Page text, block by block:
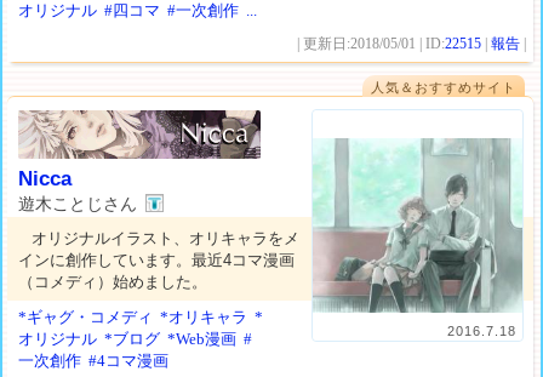
オリジナル #四コマ #一次創作 ...
| 更新日:2018/05/01 | ID:22515 |報告
人気＆おすすめサイト
2016.7.18
Nicca
遊木ことじさん
オリジナルイラスト、オリキャラをメ
インに創作しています。最近4コマ漫画
（コメディ）始めました。
*ギャグ・コメディ *オリキャラ *
オリジナル *ブログ *Web漫画 #
一次創作 #4コマ漫画